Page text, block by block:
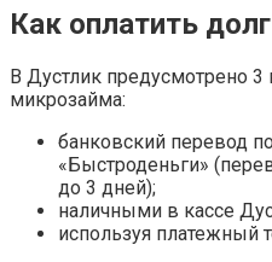
Как оплатить долг
В Дустлик предусмотрено 3
микрозайма:
банковский перевод
«Быстроденьги»
до 3 дней);
наличными в кассе
используя платежный